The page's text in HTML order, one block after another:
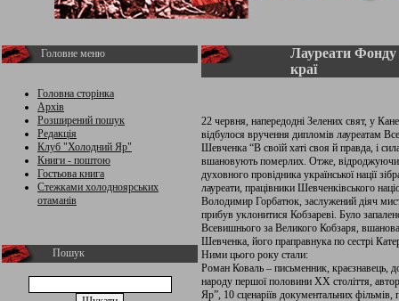
Головне меню
Головна сторінка
Архів
Розширений пошук
Редакція
Клуб "Холодний Яр"
Книги - поштою
Гостьова книга
Стежками холодноярських
отаманів
Пошук
Лауреати
краї
22 червня, напередодні Зелених свят, у
відбулося вручення дипломів лауреатам
Шевченка “В своїй хаті своя й правда, і
вшановують померлих. Отже, відроджуючи
духовного провідника української нації
лауреати, працівники Шевченківського
Володимир Горбатюк, заслужений діяч
прибув уклонитися Кобзареві. Було
Всевишнього за Великого Кобзаря,
Шевченка, його праправнука по сестрі
Ними цього року стали:
Роман Коваль – письменник, краєзнавець,
народу першої половини ХХ століття,
Яр”, 10 сценаріїв документальних